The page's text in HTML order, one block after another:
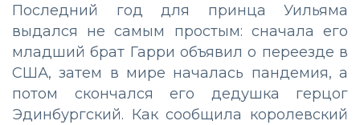
Последний год для принца Уильяма
выдался не самым простым: сначала его
младший брат Гарри объявил о переезде в
США, затем в мире началась пандемия, а
потом скончался его дедушка герцог
Эдинбургский. Как сообщила королевский